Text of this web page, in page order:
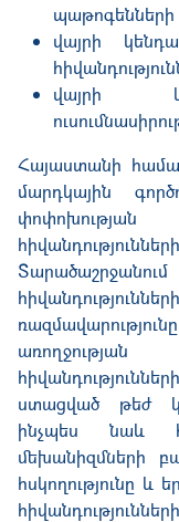
պաթոգենների
վայրի
վայրի
Հայաստանի
մարդկային
առողջության
ստացված թեժ
ինչպես նաև
մեխանիզմների
հսկողությունը